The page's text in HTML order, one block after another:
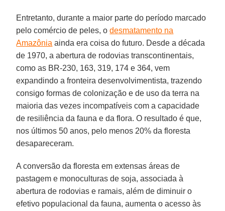
Entretanto, durante a maior parte do período marcado
pelo comércio de peles, odesmatamento na
Amazônia ainda era coisa do futuro. Desde a década
de 1970, a abertura de rodovias transcontinentais,
como as BR-230, 163, 319, 174 e 364, vem
expandindo a fronteira desenvolvimentista, trazendo
consigo formas de colonização e de uso da terra na
maioria das vezes incompatíveis com a capacidade
de resiliência da fauna e da flora. O resultado é que,
nos últimos 50 anos, pelo menos 20% da floresta
desapareceram.
A conversão da floresta em extensas áreas de
pastagem e monoculturas de soja, associada à
abertura de rodovias e ramais, além de diminuir o
efetivo populacional da fauna, aumenta o acesso às